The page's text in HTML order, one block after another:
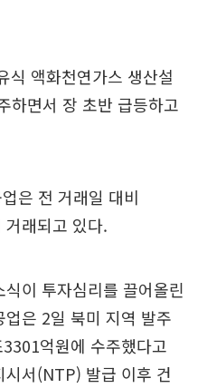
식 액화천연가스 생산설
하면서 장 초반 급등하고
은 전 거래일 대비
래되고 있다.
이 투자심리를 끌어올린
은 2일 북미 지역 발주
억원에 수주했다고
서(NTP) 발급 이후 건